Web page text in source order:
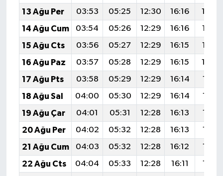
13 Ağu Per
03:53 05:25 12:30 16:16
19:24
14 Ağu Cum
03:54 05:26 12:29 16:16
19:23
15 Ağu Cts
03:56 05:27 12:29 16:15
19:22
16 Ağu Paz
03:57 05:28 12:29 16:15
19:20
17 Ağu Pts
03:58 05:29 12:29 16:14
19:19
18 Ağu Sal
04:00 05:30 12:29 16:14
19:18
19 Ağu Çar
04:01 05:31 12:28 16:13
19:16
20 Ağu Per
04:02 05:32 12:28 16:13
19:15
21 Ağu Cum
04:03 05:32 12:28 16:12
19:14
22 Ağu Cts
04:04 05:33 12:28 16:11
19:12